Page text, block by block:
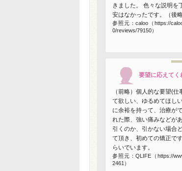
きました。 色々な説明を
安はなかったです。（後略
参照元：caloo（https://
0/reviews/79150）
要望に応えてく
（前略）個人的な要望(
て欲しい、ゆるめてほし
に余裕を持って、治療が
れた際、強い痛みなどが
引くのか、引かない場合
て頂き、初めての矯正で
らいでいます。
参照元：QLIFE（https://
2461）